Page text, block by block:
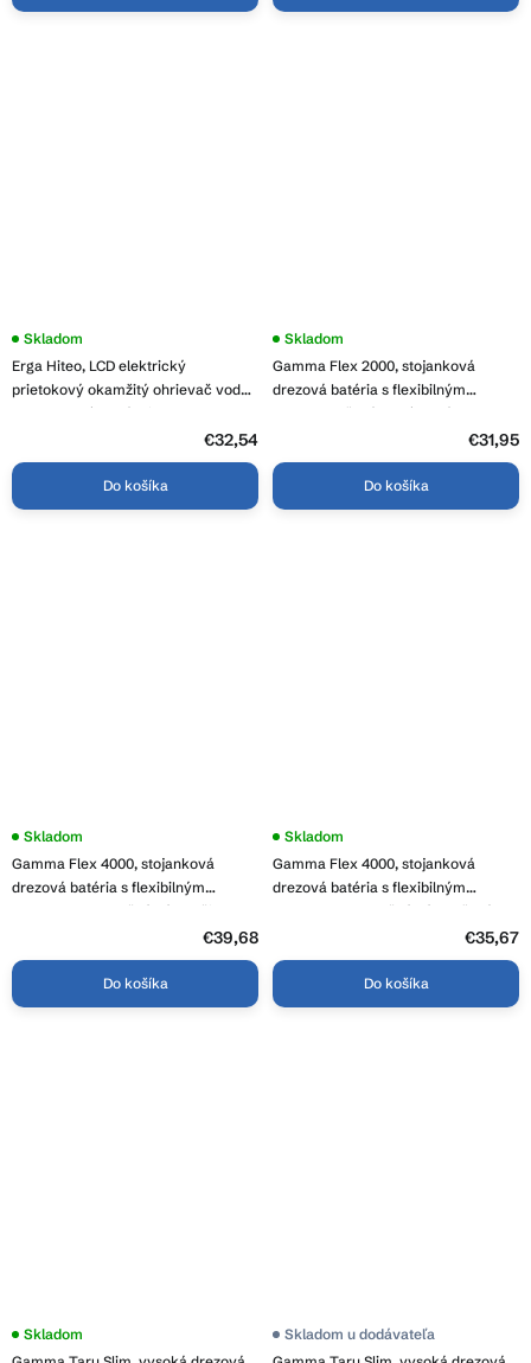
Erga Hiteo, LCD elektrický
prietokový okamžitý ohrievač vody
3600W, chrómová-biela, ERG-YKA-
Skladom
€32,54
Do košíka
Gamma Flex 2000, stojanková
drezová batéria s flexibilným
ramenom, šedá-chrómová, GMA-
Skladom
€31,95
Do košíka
Gamma Flex 4000, stojanková
drezová batéria s flexibilným
ramenom, 2-funkčný výtok, čierna-
grafitová, GMA-BFX-4000GM
Skladom
€39,68
Do košíka
Gamma Flex 4000, stojanková
drezová batéria s flexibilným
ramenom, 2-funkčný výtok, šedá-
Skladom
€35,67
Do košíka
Skladom Skladom u dodávateľa